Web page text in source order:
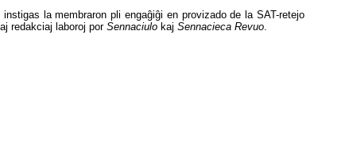
instigas la membraron pli engaĝiĝi en provizado de la SAT-retejo
redakciaj laboroj porSennaciulo kaj Sennacieca Revuo.